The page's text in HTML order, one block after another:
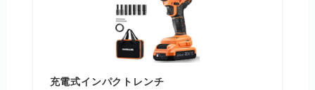
充電式インパクトレンチ